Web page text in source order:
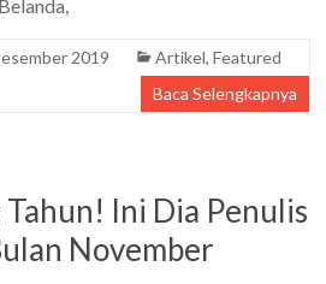
2019 Artikel,Featured
Baca Selengkapnya
Ini Dia Penulis
November